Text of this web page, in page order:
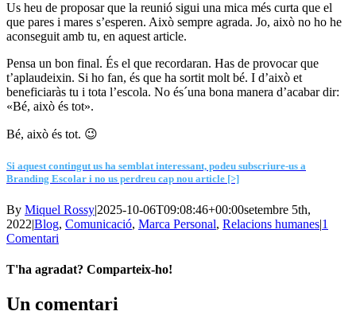
Us heu de proposar que la reunió sigui una mica més curta que el
que pares i mares s’esperen. Això sempre agrada. Jo, això no ho he
aconseguit amb tu, en aquest article.
Pensa un bon final. És el que recordaran. Has de provocar que
t’aplaudeixin. Si ho fan, és que ha sortit molt bé. I d’això et
beneficiaràs tu i tota l’escola. No és´una bona manera d’acabar dir:
«Bé, això és tot».
Bé, això és tot. 😉
Si aquest contingut us ha semblat interessant, podeu subscriure-us a
Branding Escolar i no us perdreu cap nou article [>]
By Miquel Rossy|2025-10-06T09:08:46+00:00setembre 5th,
2022|Blog, Comunicació, Marca Personal, Relacions humanes|1
Comentari
T'ha agradat? Comparteix-ho!
Facebook
X
LinkedIn
WhatsApp
Telegram
Email:
Un comentari